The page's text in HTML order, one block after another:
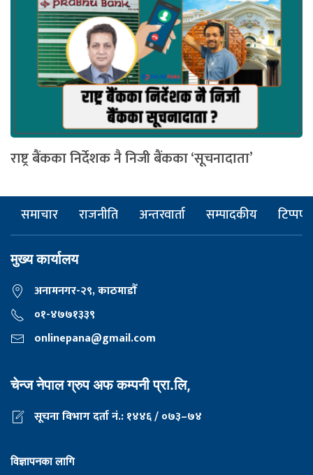
राष्ट्र बैंकका निर्देशक नै निजी बैंकका ‘सूचनादाता’
समाचार राजनीति अन्तरवार्ता सम्पादकीय टिप्पणी
मुख्य कार्यालय
अनामनगर-२९, काठमाडाैँ
०१-४७७१३३९
onlinepana@gmail.com
चेन्ज नेपाल ग्रुप अफ कम्पनी प्रा.लि,
सूचना विभाग दर्ता नं.: १४४६ / ०७३–७४
विज्ञापनका लागि